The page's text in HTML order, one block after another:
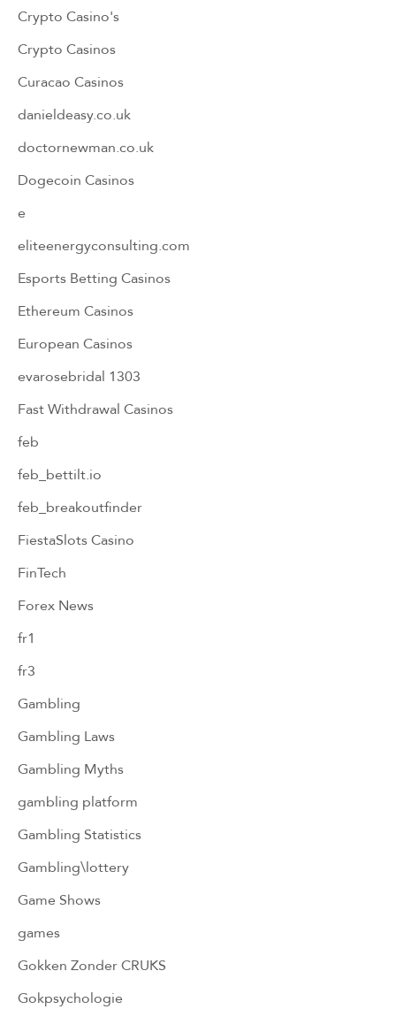
Crypto Casino's
Crypto Casinos
Curacao Casinos
danieldeasy.co.uk
doctornewman.co.uk
Dogecoin Casinos
e
eliteenergyconsulting.com
Esports Betting Casinos
Ethereum Casinos
European Casinos
evarosebridal 1303
Fast Withdrawal Casinos
feb
feb_bettilt.io
feb_breakoutfinder
FiestaSlots Casino
FinTech
Forex News
fr1
fr3
Gambling
Gambling Laws
Gambling Myths
gambling platform
Gambling Statistics
Gambling\lottery
Game Shows
games
Gokken Zonder CRUKS
Gokpsychologie